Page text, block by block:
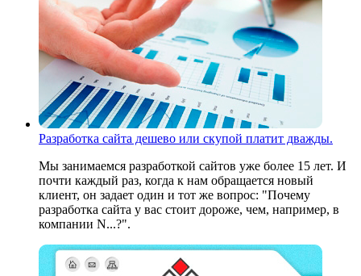
Разработка сайта дешево или скупой платит дважды.
Мы занимаемся разработкой сайтов уже более 15 лет. И
почти каждый раз, когда к нам обращается новый
клиент, он задает один и тот же вопрос: "Почему
разработка сайта у вас стоит дороже, чем, например, в
компании N...?".